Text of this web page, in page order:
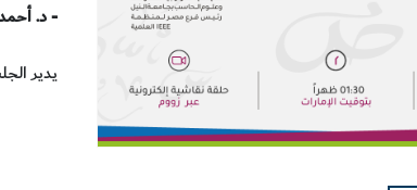
- د.
يدير